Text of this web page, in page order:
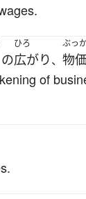
の
ひろ
広がり、
ぶっ
物
of